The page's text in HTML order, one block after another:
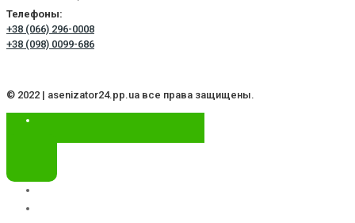
Телефоны:
+38 (066) 296-0008
+38 (098) 0099-686
© 2022 | asenizator24.pp.ua все права защищены.